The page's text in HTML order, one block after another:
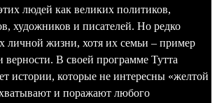
людей как великих политиков,
художников и писателей. Но редко
личной жизни, хотя их семьи – пример
В своей программе Тутта
истории, которые не интересны «желтой
и поражают любого